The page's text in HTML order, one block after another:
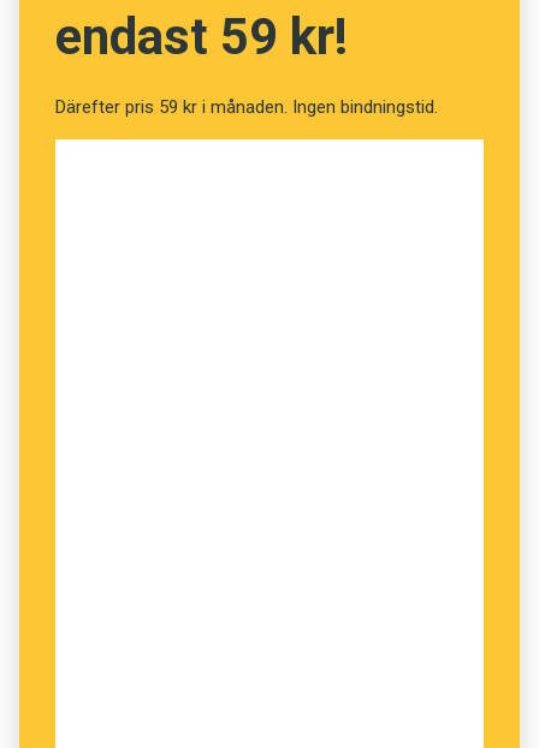
endast 59 kr!
Därefter pris 59 kr i månaden. Ingen bindningstid.